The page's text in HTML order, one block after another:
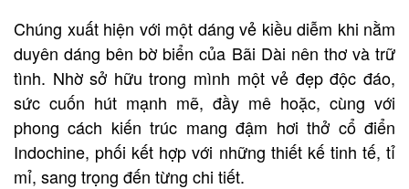
Chúng xuất hiện với một dáng vẻ kiều diễm khi nằm
duyên dáng bên bờ biển của Bãi Dài nên thơ và trữ
tình. Nhờ sở hữu trong mình một vẻ đẹp độc đáo,
sức cuốn hút mạnh mẽ, đầy mê hoặc, cùng với
phong cách kiến trúc mang đậm hơi thở cổ điển
Indochine, phối kết hợp với những thiết kế tinh tế, tỉ
mỉ, sang trọng đến từng chi tiết.